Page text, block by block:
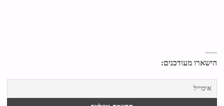
הישארו מעודכנים: